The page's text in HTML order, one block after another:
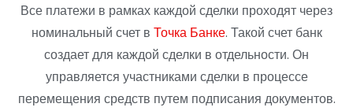
Все платежи в рамках каждой сделки проходят через
номинальный счет в Точка Банке. Такой счет банк
создает для каждой сделки в отдельности. Он
управляется участниками сделки в процессе
перемещения средств путем подписания документов.